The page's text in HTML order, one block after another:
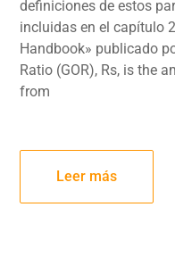
definiciones de estos
incluidas en el capítulo
Handbook» publicado
Ratio (GOR), Rs, is the
from
Leer más